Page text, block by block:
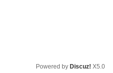
Powered by Discuz! X5.0